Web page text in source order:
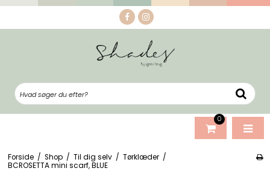
0
Forside / Shop / Til dig selv / Tørklæder /
BCROSETTA mini scarf, BLUE